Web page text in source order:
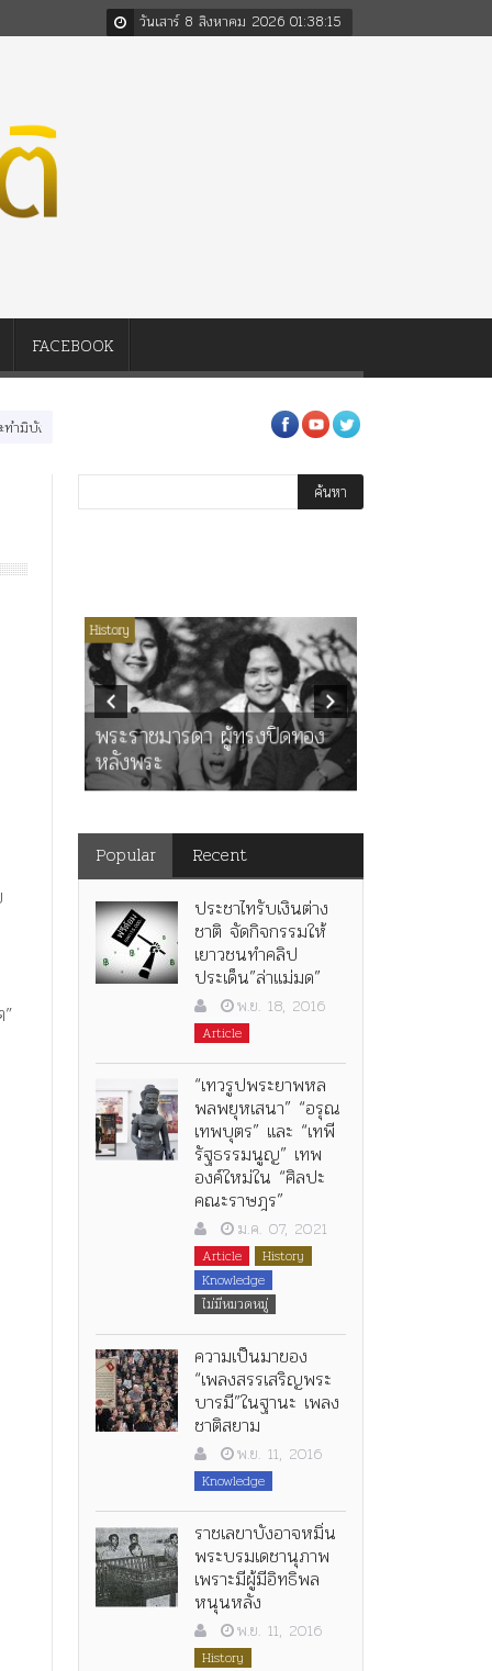
วันเสาร์ 8 สิงหาคม 2026 01:38:16
FACEBOOK
อในหลวงสามรัชกาล ร่วมกว่า 80ปี ร.๖ สร้าง “จุฬาลงกรณ์มหาวิทยาลัย” ตามพร
History
พระราชมารดา ผู้ทรงปิดทอง
หลังพระ
Popular Recent
ประชาไทรับเงินต่าง
ชาติ จัดกิจกรรมให้
เยาวชนทำคลิป
ประเด็น”ล่าแม่มด”
พ.ย. 18, 2016
Article
“เทวรูปพระยาพหล
พลพยุหเสนา” “อรุณ
เทพบุตร” และ “เทพี
รัฐธรรมนูญ” เทพ
องค์ใหม่ใน “ศิลปะ
คณะราษฎร”
ม.ค. 07, 2021
Article
History
Knowledge
ไม่มีหมวดหมู่
ความเป็นมาของ
“เพลงสรรเสริญพระ
บารมี”ในฐานะ เพลง
ชาติสยาม
พ.ย. 11, 2016
Knowledge
ราชเลขาบังอาจหมิ่น
พระบรมเดชานุภาพ
เพราะมีผู้มีอิทธิพล
หนุนหลัง
พ.ย. 11, 2016
History